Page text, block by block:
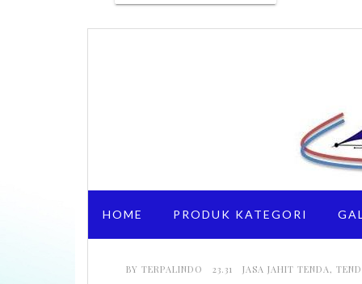
HOME PRODUK KATEGORI
BY TERPALINDO 23.31 JASA JAHIT TENDA,